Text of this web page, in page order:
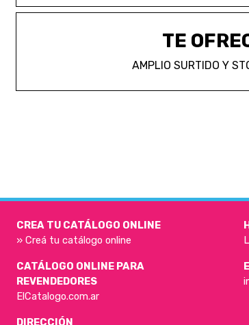
TE
AMPLIO SURTIDO Y
CREA TU CATÁLOGO ONLINE
» Creá tu catálogo online
CATÁLOGO ONLINE PARA
REVENDEDORES
ElCatalogo.com.ar
DIRECCIÓN